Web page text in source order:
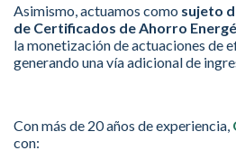
Asimismo, actuamos como sujeto
de Certificados de Ahorro
la monetización de actuaciones de
generando una vía adicional de
Con más de 20 años de experiencia,
con: